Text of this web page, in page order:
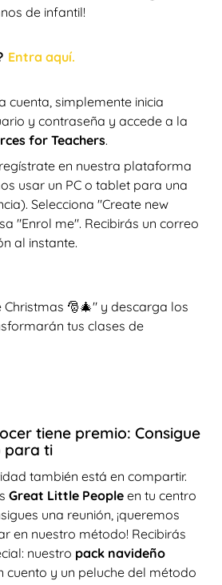
de infantil!
Entra aquí.
cuenta, simplemente inicia
y contraseña y accede a la
for Teachers.
en nuestra plataforma
usar un PC o tablet para una
Selecciona "Create new
"Enrol me". Recibirás un correo
al instante.
Christmas 🎅🎄" y descarga los
tus clases de
tiene premio: Consigue
para ti
también está en compartir.
Great Little People en tu centro
una reunión, ¡queremos
en nuestro método! Recibirás
nuestro pack navideño
cuento y un peluche del método